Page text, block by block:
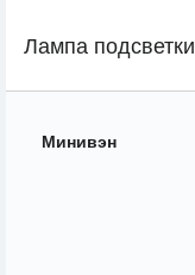
Лампа
Минивэн